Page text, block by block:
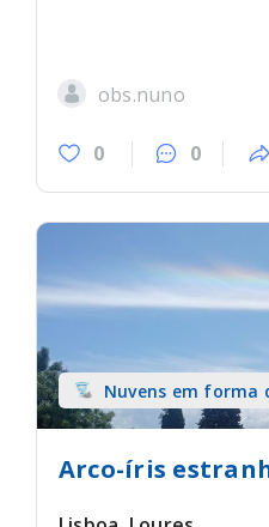
obs.nuno
0 0
Nuvens em
tromba) sobre terra
Arco-íris